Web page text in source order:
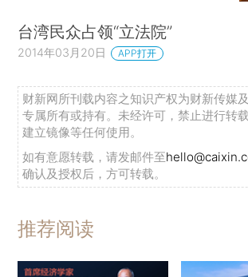
台湾民众占领“立法院”
2014年03月20日 APP打开
财新网所刊载内容之知识产权为财新传媒
专属所有或持有。未经许可，禁止进行转
建立镜像等任何使用。
如有意愿转载，请发邮件至
确认及授权后，方可转载。
推荐阅读